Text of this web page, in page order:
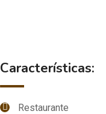
Características:
Restaurante